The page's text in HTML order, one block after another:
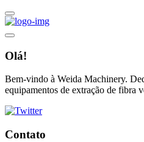
Olá!
Bem-vindo à Weida Machinery.
equipamentos de extração de fibra
Contato